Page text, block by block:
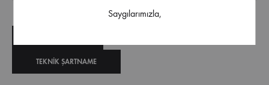
TEKNIK ŞARTNAME
Saygılarımızla,